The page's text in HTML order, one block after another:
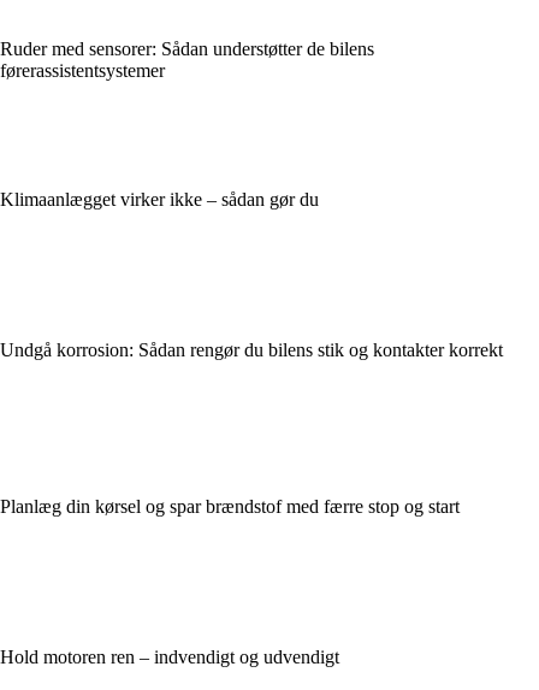
Ruder med sensorer: Sådan understøtter de bilens
førerassistentsystemer
Klimaanlægget virker ikke – sådan gør du
Undgå korrosion: Sådan rengør du bilens stik og kontakter korrekt
Planlæg din kørsel og spar brændstof med færre stop og start
Hold motoren ren – indvendigt og udvendigt